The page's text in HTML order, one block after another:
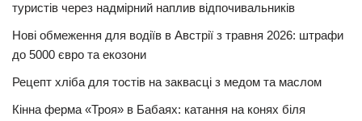
туристів через надмірний наплив відпочивальників
Нові обмеження для водіїв в Австрії з травня 2026: штрафи
до 5000 євро та екозони
Рецепт хліба для тостів на заквасці з медом та маслом
Кінна ферма «Троя» в Бабаях: катання на конях біля